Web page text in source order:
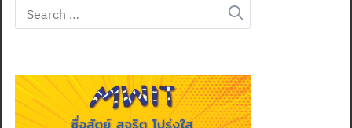
Search
for: